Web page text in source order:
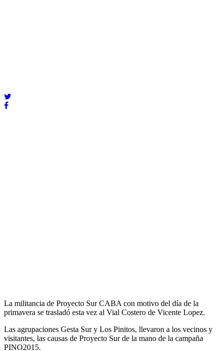
La militancia de Proyecto Sur CABA con motivo del día de la
primavera se trasladó esta vez al Vial Costero de Vicente Lopez.
Las agrupaciones Gesta Sur y Los Pinitos, llevaron a los vecinos y
visitantes, las causas de Proyecto Sur de la mano de la campaña
PINO2015.